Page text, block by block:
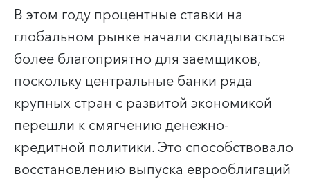
В этом году процентные ставки на
глобальном рынке начали складываться
более благоприятно для заемщиков,
поскольку центральные банки ряда
крупных стран с развитой экономикой
перешли к смягчению денежно-
кредитной политики. Это способствовало
восстановлению выпуска еврооблигаций